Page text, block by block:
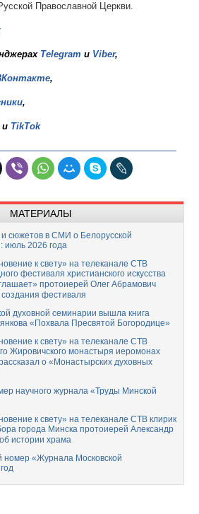
Православной Церкви.
Telegram и Viber,
,
,
и TikTok
МАТЕРИАЛЫ
сюжетов в СМИ о Белорусской
июль 2026 года
к свету» на телеканале СТВ
фестиваля христианского искусства
протоиерей Олег Абрамович
фестиваля
духовной семинарии вышла книга
«Похвала Пресвятой Богородице»
к свету» на телеканале СТВ
Жировичского монастыря иеромонах
о «Монастырских духовных
научного журнала «Труды Минской
к свету» на телеканале СТВ клирик
города Минска протоиерей Александр
истории храма
номер «Журнала Московской